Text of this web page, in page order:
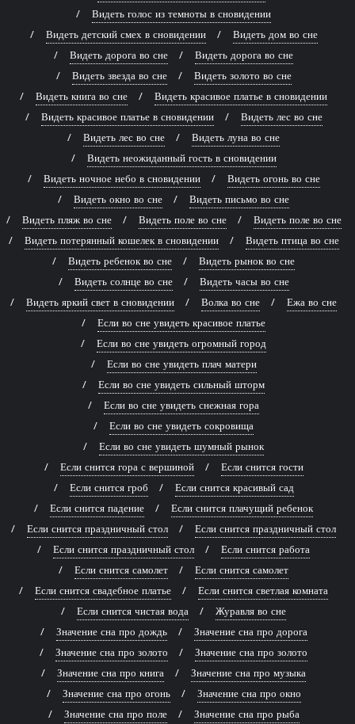
Видеть голос из темноты в сновидении
Видеть детский смех в сновидении
Видеть дом во сне
Видеть дорога во сне
Видеть дорога во сне
Видеть звезда во сне
Видеть золото во сне
Видеть книга во сне
Видеть красивое платье в сновидении
Видеть красивое платье в сновидении
Видеть лес во сне
Видеть лес во сне
Видеть луна во сне
Видеть неожиданный гость в сновидении
Видеть ночное небо в сновидении
Видеть огонь во сне
Видеть окно во сне
Видеть письмо во сне
Видеть пляж во сне
Видеть поле во сне
Видеть поле во сне
Видеть потерянный кошелек в сновидении
Видеть птица во сне
Видеть ребенок во сне
Видеть рынок во сне
Видеть солнце во сне
Видеть часы во сне
Видеть яркий свет в сновидении
Волка во сне
Ежа во сне
Если во сне увидеть красивое платье
Если во сне увидеть огромный город
Если во сне увидеть плач матери
Если во сне увидеть сильный шторм
Если во сне увидеть снежная гора
Если во сне увидеть сокровища
Если во сне увидеть шумный рынок
Если снится гора с вершиной
Если снится гости
Если снится гроб
Если снится красивый сад
Если снится падение
Если снится плачущий ребенок
Если снится праздничный стол
Если снится праздничный стол
Если снится праздничный стол
Если снится работа
Если снится самолет
Если снится самолет
Если снится свадебное платье
Если снится светлая комната
Если снится чистая вода
Журавля во сне
Значение сна про дождь
Значение сна про дорога
Значение сна про золото
Значение сна про золото
Значение сна про книга
Значение сна про музыка
Значение сна про огонь
Значение сна про окно
Значение сна про поле
Значение сна про рыба